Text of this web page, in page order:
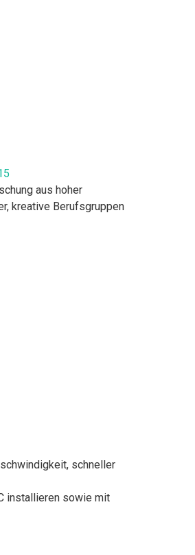
aus hoher
kreative Berufsgruppen
schneller
installieren sowie mit